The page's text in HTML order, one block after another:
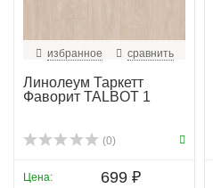
избранное сравнить
Линолеум Таркетт
Фаворит TALBOT 1
(0)
Цена: 699 ₽